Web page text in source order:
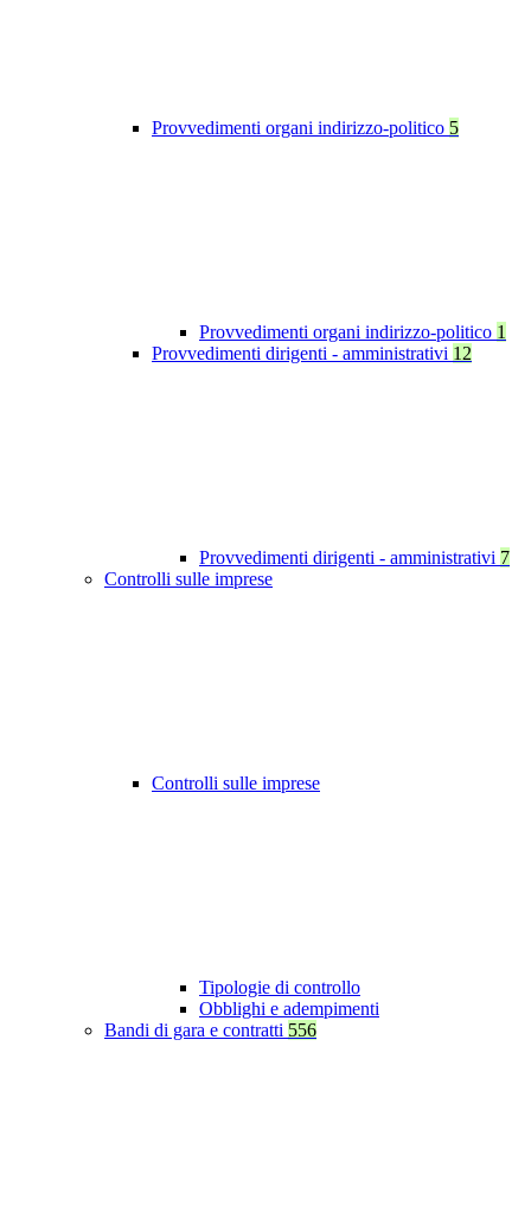
Provvedimenti organi indirizzo-politico 5
Provvedimenti organi indirizzo-politico 1
Provvedimenti dirigenti - amministrativi 12
Provvedimenti dirigenti - amministrativi 7
Controlli sulle imprese
Controlli sulle imprese
Tipologie di controllo
Obblighi e adempimenti
Bandi di gara e contratti 556